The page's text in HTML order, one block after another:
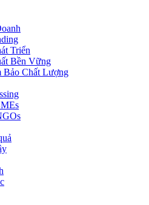
Triển
Bền Vững
Chất Lượng